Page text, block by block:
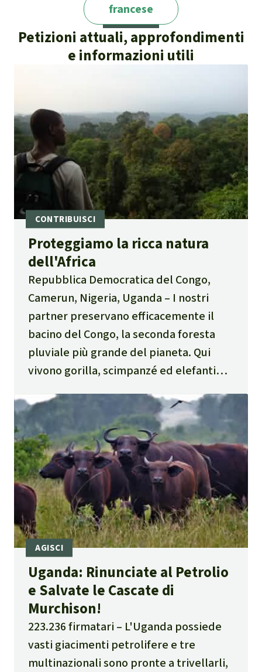
francese
Petizioni attuali, approfondimenti
e informazioni utili
Proteggiamo la ricca natura
dell'Africa
Repubblica Democratica del Congo,
Camerun, Nigeria, Uganda
I nostri
partner preservano efficacemente il
bacino del Congo, la seconda foresta
pluviale più grande del pianeta. Qui
vivono gorilla, scimpanzé ed elefanti
Uganda: Rinunciate al Petrolio
e Salvate le Cascate di
Murchison!
223.236 firmatari
L'Uganda possiede
vasti giacimenti petrolifere e tre
multinazionali sono pronte a trivellarli,